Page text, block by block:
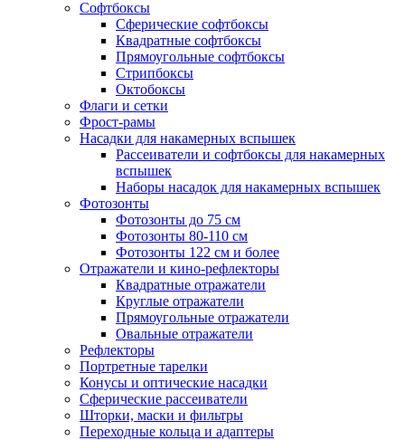
Софтбоксы
Сферические софтбоксы
Квадратные софтбоксы
Прямоугольные софтбоксы
Стрипбоксы
Октобоксы
Флаги и сетки
Фрост-рамы
Насадки для накамерных вспышек
Рассеиватели и софтбоксы для накамерных
вспышек
Наборы насадок для накамерных вспышек
Фотозонты
Фотозонты до 75 см
Фотозонты 80-110 см
Фотозонты 122 см и более
Отражатели и кино-рефлекторы
Квадратные отражатели
Круглые отражатели
Прямоугольные отражатели
Овальные отражатели
Рефлекторы
Портретные тарелки
Конусы и оптические насадки
Сферические рассеиватели
Шторки, маски и фильтры
Переходные кольца и адаптеры